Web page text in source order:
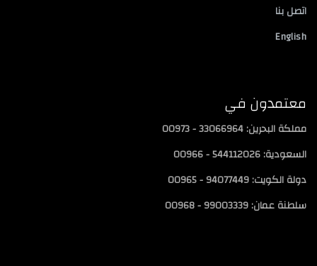
اتصل بنا
English
معتمدون في
مملكة البحرين: 33066964 - 00973
السعودية: 544112026 - 00966
دولة الكويت: 94077449 - 00965
سلطنة عمان: 99003339 - 00968